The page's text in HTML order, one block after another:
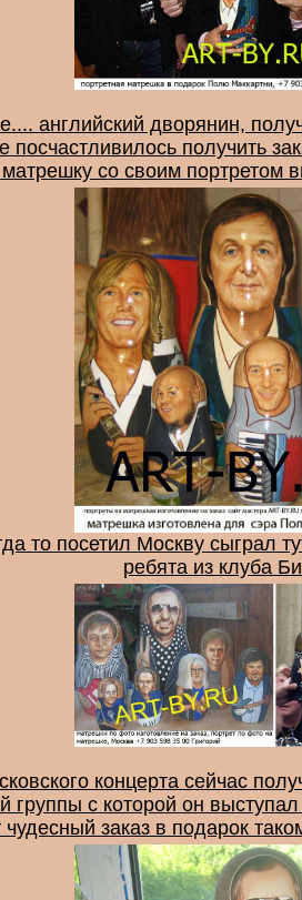
английский дворянин,
получить
со своим
то посетил Москву сыграл
ребята из клуба
концерта сейчас
с которой он
чудесный заказ в подарок